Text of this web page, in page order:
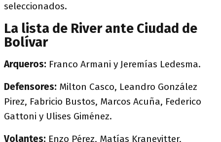
seleccionados.
La lista de River ante Ciudad de
Bolívar
Arqueros: Franco Armani y Jeremías Ledesma.
Defensores: Milton Casco, Leandro González
Pirez, Fabricio Bustos, Marcos Acuña, Federico
Gattoni y Ulises Giménez.
Volantes: Enzo Pérez, Matías Kranevitter,